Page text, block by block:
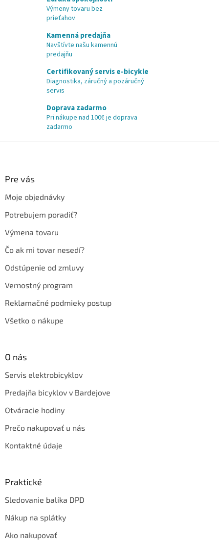
Výmeny tovaru bez
prieťahov
Kamenná predajňa
Navštívte našu kamennú
predajňu
Certifikovaný servis e-bicykle
Diagnostika, záručný a pozáručný
servis
Doprava zadarmo
Pri nákupe nad 100€ je doprava
zadarmo
Pre vás
Moje objednávky
Potrebujem poradiť?
Výmena tovaru
Čo ak mi tovar nesedí?
Odstúpenie od zmluvy
Vernostný program
Reklamačné podmieky postup
Všetko o nákupe
O nás
Servis elektrobicyklov
Predajňa bicyklov v Bardejove
Otváracie hodiny
Prečo nakupovať u nás
Kontaktné údaje
Praktické
Sledovanie balíka DPD
Nákup na splátky
Ako nakupovať